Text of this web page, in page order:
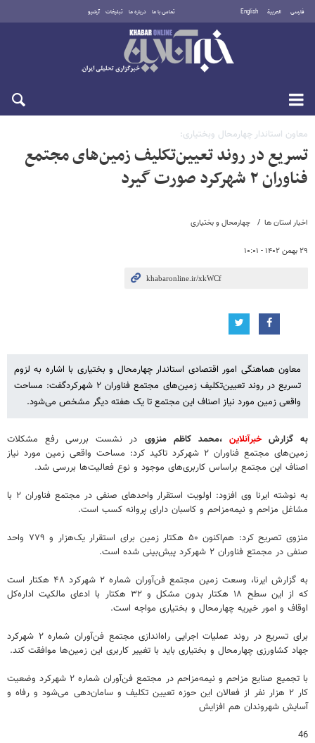
فارسی العربية English تماس با ما درباره ما تبلیغات آرشیو
یکشنبه ۱۸ مرداد ۱۴۰۵
اخبار استان ها چهارمحال و بختیاری
۲۹ بهمن ۱۴۰۲ - ۱۰:۰۱
معاون استاندار چهارمحال وبختیاری:
تسریع در روند تعیین‌تکلیف زمین‌های مجتمع
فناوران ۲ شهرکرد صورت گیرد
معاون هماهنگی امور اقتصادی استاندار چهارمحال و بختیاری با اشاره به لزوم
تسریع در روند تعیین‌تکلیف زمین‌های مجتمع فناوران ۲ شهرکردگفت: مساحت
واقعی زمین مورد نیاز اصناف این مجتمع تا یک هفته دیگر مشخص می‌شود.
به گزارشخبرآنلاین ،محمد کاظم منزوی در نشست بررسی رفع مشکلات
زمین‌های مجتمع فناوران ۲ شهرکرد تاکید کرد: مساحت واقعی زمین مورد نیاز
اصناف این مجتمع براساس کاربری‌های موجود و نوع فعالیت‌ها بررسی شد.
به نوشته ایرنا وی افزود: اولویت استقرار واحدهای صنفی در مجتمع فناوران ۲ با
مشاغل مزاحم و نیمه‌مزاحم و کاسبان دارای پروانه کسب است.
منزوی تصریح کرد: هم‌اکنون ۵۰ هکتار زمین برای استقرار یک‌هزار و ۷۷۹ واحد
صنفی در مجمتع فناوران ۲ شهرکرد پیش‌بینی شده است.
به گزارش ایرنا، وسعت زمین مجتمع فن‌آوران شماره ۲ شهرکرد ۴۸ هکتار است
که از این سطح ۱۸ هکتار بدون مشکل و ۳۲ هکتار با ادعای مالکیت اداره‌کل
اوقاف و امور خیریه چهارمحال و بختیاری مواجه است.
برای تسریع در روند عملیات اجرایی راه‌اندازی مجتمع فن‌آوران شماره ۲ شهرکرد
جهاد کشاورزی چهارمحال و بختیاری باید با تغییر کاربری این زمین‌ها موافقت کند.
با تجمیع صنایع مزاحم و نیمه‌مزاحم در مجتمع فن‌آوران شماره ۲ شهرکرد وضعیت
کار ۲ هزار نفر از فعالان این حوزه تعیین تکلیف و سامان‌دهی می‌شود و رفاه و
آسایش شهروندان هم افزایش
46